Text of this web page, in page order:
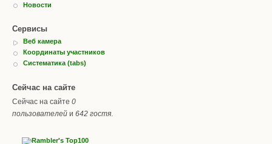
Новости
Сервисы
Веб камера
Координаты участников
Систематика (tabs)
Сейчас на сайте
Сейчас на сайте 0
пользователей и 642 гостя.